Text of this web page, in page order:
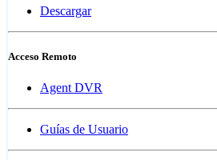
Descargar
Acceso Remoto
Agent DVR
Guías de Usuario